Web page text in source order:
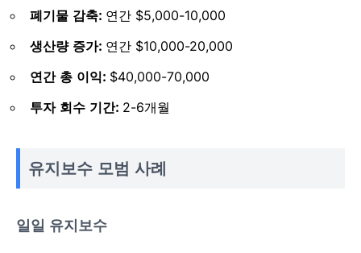
폐기물 감축: 연간 $5,000-10,000
생산량 증가: 연간 $10,000-20,000
연간 총 이익: $40,000-70,000
투자 회수 기간: 2-6개월
유지보수 모범 사례
일일 유지보수